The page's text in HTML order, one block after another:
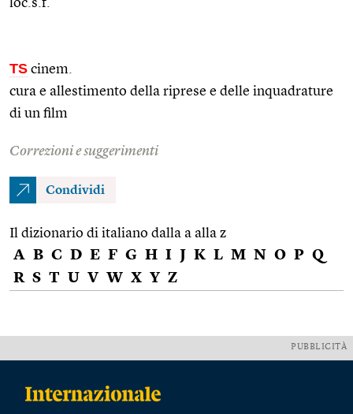
TS cinem.
cura e allestimento della riprese e delle inquadrature
di un film
Correzioni e suggerimenti
Condividi
Il dizionario di italiano dalla a alla z
A B C D E F G H I J K L M N O P Q
R S T U V W X Y Z
PUBBLICITÀ